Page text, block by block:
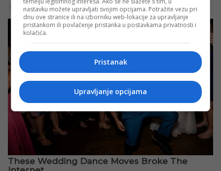
nastavku možete upravljati svojim opcijama. Potražite vezu pri
dnu ove stranice ili na izborniku web-lokacije za upravljanje
pristankom ili povlačenje pristanka u postavkama privatnosti i
kolačića.
Pristanak
Upravljanje opcijama